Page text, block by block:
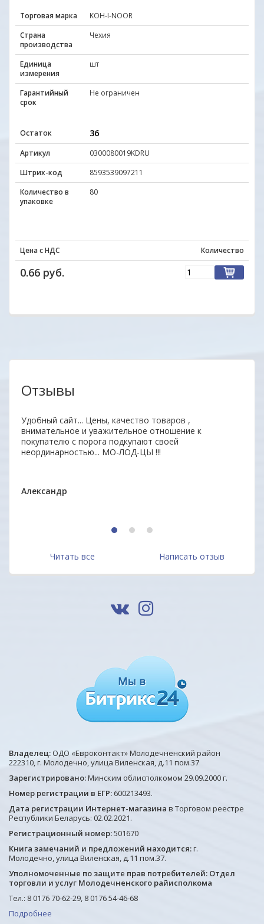
Торговая марка
KOH-I-NOOR
Страна
производства
Чехия
Единица
измерения
шт
Гарантийный
срок
Не ограничен
Остаток 36
Артикул
0300080019KDRU
Штрих-код
8593539097211
Количество в
упаковке
80
Цена с НДС Количество
0.66 руб.
Отзывы
Удобный сайт... Цены, качество товаров ,
внимательное и уважительное отношение к
покупателю с порога подкупают своей
неординарностью... МО-ЛОД-ЦЫ !!!
Александр
1 2 3
Читать все Написать отзыв
Владелец:ОДО «Евроконтакт» Молодечненский район
222310, г. Молодечно, улица Виленская, д.11 пом.37
Зарегистрировано:Минским облисполкомом 29.09.2000 г.
Номер регистрации в ЕГР: 600213493.
Дата регистрации Интернет-магазина в Торговом реестре
Республики Беларусь: 02.02.2021.
Регистрационный номер:501670
Книга замечаний и предложений находится:г.
Молодечно, улица Виленская, д.11 пом.37.
Уполномоченные по защите прав потребителей: Отдел
торговли и услуг Молодечненского райисполкома
Тел.: 8 0176 70-62-29, 8 0176 54-46-68
Подробнее